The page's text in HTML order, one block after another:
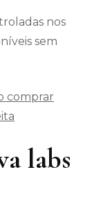
nos
sem
comprar
labs